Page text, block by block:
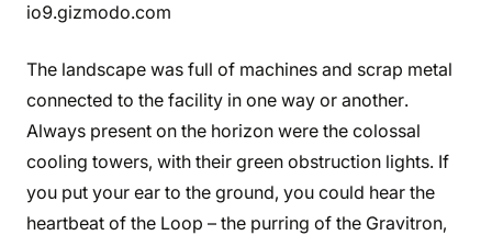
io9.gizmodo.com
The landscape was full of machines and scrap metal
connected to the facility in one way or another.
Always present on the horizon were the colossal
cooling towers, with their green obstruction lights. If
you put your ear to the ground, you could hear the
heartbeat of the Loop – the purring of the Gravitron,